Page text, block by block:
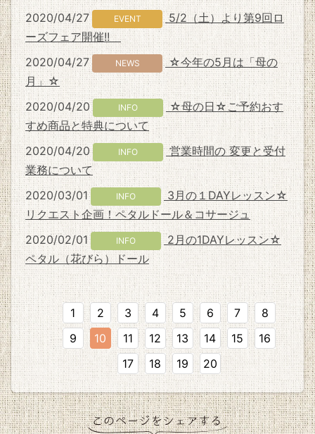
2020/04/27
EVENT
5/2（土）より第9回ロ
ーズフェア開催!!
2020/04/27
NEWS
☆今年の5月は「母の
月」☆
2020/04/20
INFO
☆母の日☆ご予約おす
すめ商品と特典について
2020/04/20
INFO
営業時間の 変更と受付
業務について
2020/03/01
INFO
3月の１DAYレッスン☆
リクエスト企画！ペタルドール＆コサージュ
2020/02/01
INFO
2月の1DAYレッスン☆
ペタル（花びら）ドール
1 2 3 4 5 6 7
8
9
10 11 12 13 14 15
16
17
18 19 20